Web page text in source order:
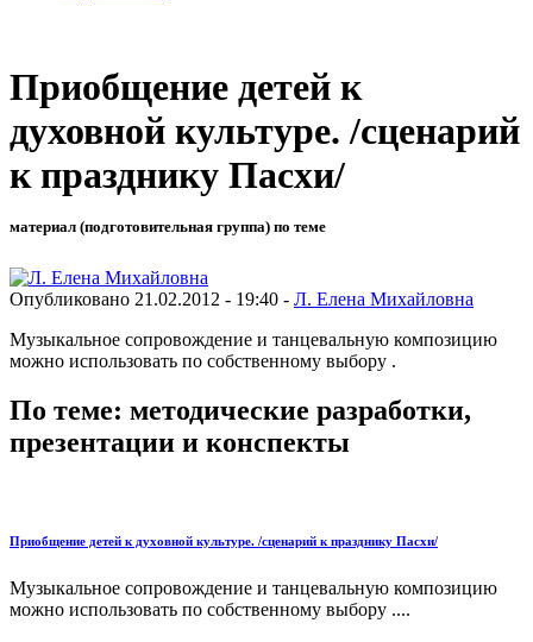
Приобщение детей к
духовной культуре. /сценарий
к празднику Пасхи/
материал (подготовительная группа) по теме
Опубликовано 21.02.2012 - 19:40 - Л. Елена Михайловна
Музыкальное сопровождение и танцевальную композицию
можно использовать по собственному выбору .
По теме: методические разработки,
презентации и конспекты
Приобщение детей к духовной культуре. /сценарий к празднику Пасхи/
Музыкальное сопровождение и танцевальную композицию
можно использовать по собственному выбору ....